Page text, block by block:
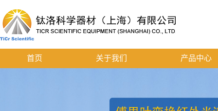
首页 关于我们 产品中心